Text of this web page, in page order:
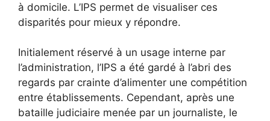
à domicile. L’IPS permet de visualiser ces
disparités pour mieux y répondre.
Initialement réservé à un usage interne par
l’administration, l’IPS a été gardé à l’abri des
regards par crainte d’alimenter une compétition
entre établissements. Cependant, après une
bataille judiciaire menée par un journaliste, le